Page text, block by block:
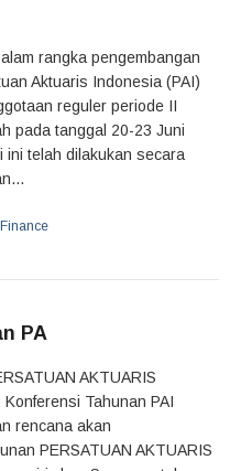
rangka pengembangan
Aktuaris Indonesia (PAI)
reguler periode II
pada tanggal 20-23 Juni
ini telah dilakukan secara
Finance
PA
AKTUARIS
Tahunan PAI
rencana akan
PERSATUAN AKTUARIS